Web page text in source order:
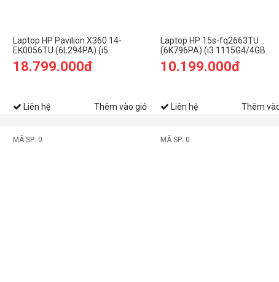
Laptop HP Pavilion X360 14-
EK0056TU (6L294PA) (i5
1235U/8GB RAM/512GB SSD/14
FHD Cảm ứng/Bút/Win11/Vàng)
18.799.000đ
Liên hệ Thêm vào giỏ
Laptop HP 15s-fq2663TU
(6K796PA) (i3 1115G4/4GB
RAM/256GB SSD/15.6
HD/Win11/Bạc)
10.199.000đ
Liên hệ Thêm
MÃ SP: 0 MÃ SP: 0